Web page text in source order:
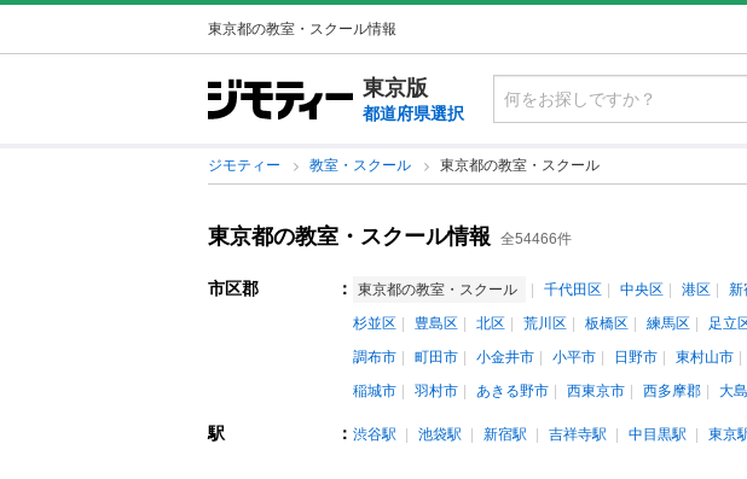
東京都の教室・スクール情報
東京版
都道府県選択
ジモティー 教室・スクール 東京都の教室・スクール
東京都の教室・スクール情報 全54466件
市区郡 ： 東京都の教室・スクール 千代田区 中央区 港区 新
杉並区
豊島区 北区 荒川区 板橋区 練馬区 足立
調布市
町田市 小金井市 小平市 日野市 東村山市
稲城市
羽村市 あきる野市 西東京市 西多摩郡 大
駅 ： 渋谷駅 池袋駅 新宿駅 吉祥寺駅 中目黒駅 東京